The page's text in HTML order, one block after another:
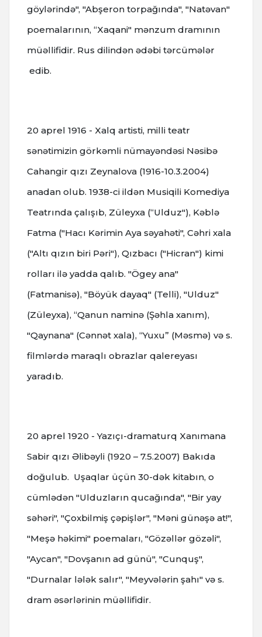
göylərində", "Abşeron torpağında", "Natəvan"
poemalarının, “Xaqani" mənzum dramının
müəllifidir. Rus dilindən ədəbi tərcümələr
edib.
20 aprel 1916 - Xalq artisti, milli teatr
sənətimizin görkəmli nümayəndəsi Nəsibə
Cahangir qızı Zeynalova (1916-10.3.2004)
anadan olub. 1938-ci ildən Musiqili Komediya
Teatrında çalışıb, Züleyxa (“Ulduz"), Kəblə
Fatma ("Hacı Kərimin Aya səyahəti", Cəhri xala
("Altı qızın biri Pəri"), Qızbacı ("Hicran") kimi
rolları ilə yadda qalıb. "Ögey ana"
(Fatmanisə), "Böyük dayaq" (Telli), "Ulduz"
(Züleyxa), “Qanun naminə (Şəhla xanım),
"Qaynana" (Cənnət xala), “Yuxu” (Məsmə) və s.
filmlərdə maraqlı obrazlar qalereyası
yaradıb.
20 aprel 1920 - Yazıçı-dramaturq Xanımana
Sabir qızı Əlibəyli (1920 – 7.5.2007) Bakıda
doğulub. Uşaqlar üçün 30-dək kitabın, o
cümlədən "Ulduzların qucağında", "Bir yay
səhəri", "Çoxbilmiş çəpişlər", "Məni günəşə at!",
"Meşə həkimi" poemaları, "Gözəllər gözəli",
"Aycan", "Dovşanın ad günü", "Cunquş",
"Durnalar lələk salır", "Meyvələrin şahı" və s.
dram əsərlərinin müəllifidir.